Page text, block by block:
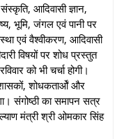
आदिवासी ज्ञान,
भूमि, जंगल एवं पानी पर
एवं वैश्वीकरण, आदिवासी
विषयों पर शोध प्रस्तुत
को भी चर्चा होगी।
शोधकतार्ओं और
संगोष्ठी का समापन सत्र
मंत्री श्री ओमकार सिंह